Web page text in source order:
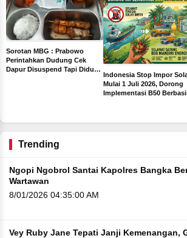
Sorotan MBG : Prabowo
Perintahkan Dudung Cek
Dapur Disuspend Tapi Diduga
Indonesia Stop Impor
Mulai 1 Juli 2026, Dorong
Implementasi B50
Trending
Ngopi Ngobrol Santai Kapolres Bangka
Wartawan
8/01/2026 04:35:00 AM
Vey Ruby Jane Tepati Janji Kemenangan,